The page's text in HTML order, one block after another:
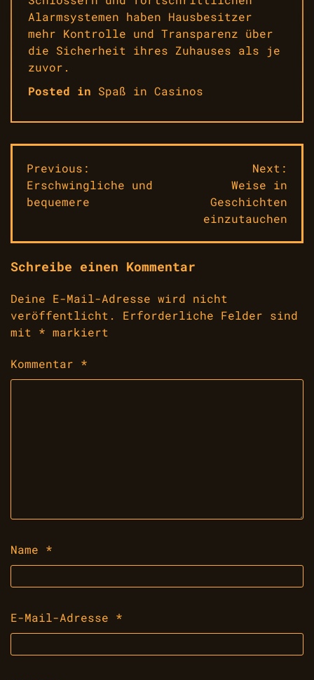
Alarmsystemen haben Hausbesitzer
mehr Kontrolle und Transparenz über
die Sicherheit ihres Zuhauses als je
zuvor.
Posted in Spaß in Casinos
Beitragsnavigation
Previous:
Erschwingliche und
bequemere
Next:
Weise in
Geschichten
einzutauchen
Schreibe einen Kommentar
Deine E-Mail-Adresse wird nicht
veröffentlicht.
Erforderliche Felder sind
mit * markiert
Kommentar *
Name *
E-Mail-Adresse *